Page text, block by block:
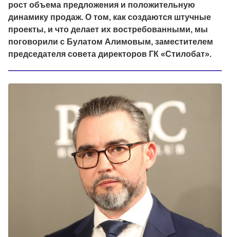
рост объема предложения и положительную
динамику продаж. О том, как создаются штучные
проекты, и что делает их востребованными, мы
поговорили с Булатом Алимовым, заместителем
председателя совета директоров ГК «Стилобат».